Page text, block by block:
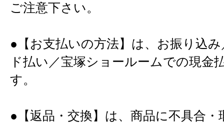
ご注意下さい。
●【お支払いの方法】は、お振り込
ド払い／宝塚ショールームでの現金
す。
●【返品・交換】は、商品に不具合・